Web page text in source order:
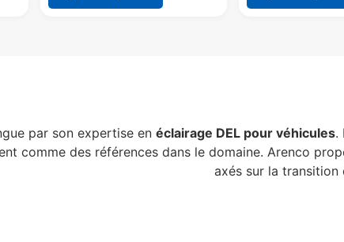
par son expertise en éclairage DEL pour véhicules.
comme des références dans le domaine. Arenco
axés sur la transition